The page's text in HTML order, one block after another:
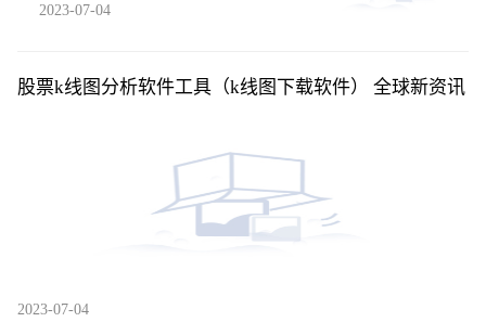
2023-07-04
股票k线图分析软件工具（k线图下载软件） 全球新资讯
2023-07-04